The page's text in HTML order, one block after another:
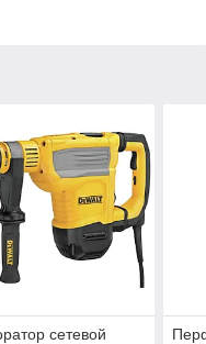
сетевой